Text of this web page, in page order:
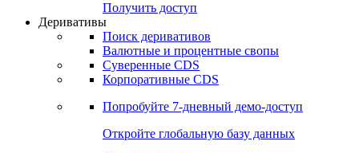
Получить доступ
Деривативы
Поиск деривативов
Валютные и процентные свопы
Суверенные CDS
Корпоративные CDS
Попробуйте 7-дневный демо-доступ
Откройте глобальную базу данных